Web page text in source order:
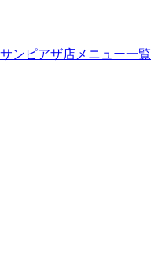
ンピアザ店メニュー一覧